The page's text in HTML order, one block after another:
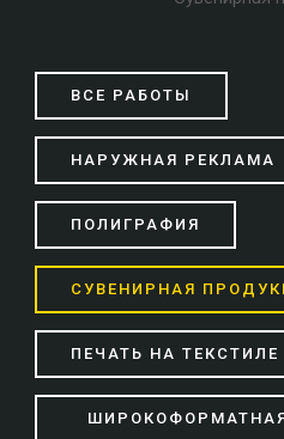
ВСЕ РАБОТЫ
НАРУЖНАЯ РЕКЛАМА
ПОЛИГРАФИЯ
СУВЕНИРНАЯ
ПЕЧАТЬ НА ТЕКСТИЛЕ